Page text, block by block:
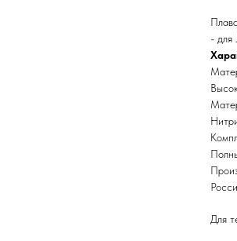
- для
Для